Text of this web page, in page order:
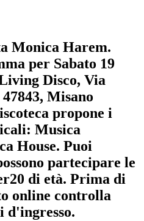
Monica Harem.
per Sabato 19
Disco, Via
Misano
propone i
Musica
House. Puoi
partecipare le
di età. Prima di
online controlla
d'ingresso.